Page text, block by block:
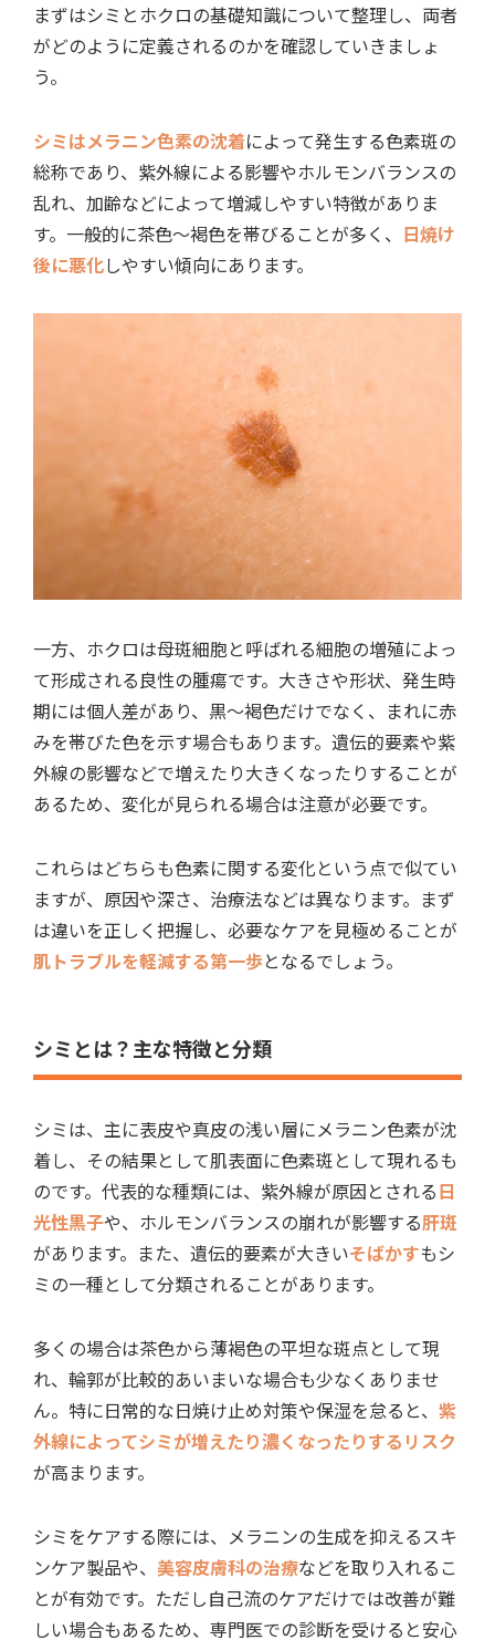
まずはシミとホクロの基礎知識について整理し、両者
がどのように定義されるのかを確認していきましょ
う。
シミはメラニン色素の沈着によって発生する色素斑の
総称であり、紫外線による影響やホルモンバランスの
乱れ、加齢などによって増減しやすい特徴がありま
す。一般的に茶色〜褐色を帯びることが多く、 日焼け
後に悪化しやすい傾向にあります。
一方、ホクロは母斑細胞と呼ばれる細胞の増殖によっ
て形成される良性の腫瘍です。大きさや形状、発生時
期には個人差があり、黒～褐色だけでなく、まれに赤
みを帯びた色を示す場合もあります。遺伝的要素や紫
外線の影響などで増えたり大きくなったりすることが
あるため、変化が見られる場合は注意が必要です。
これらはどちらも色素に関する変化という点で似てい
ますが、原因や深さ、治療法などは異なります。まず
は違いを正しく把握し、必要なケアを見極めることが
肌トラブルを軽減する第一歩となるでしょう。
シミとは？主な特徴と分類
シミは、主に表皮や真皮の浅い層にメラニン色素が沈
着し、その結果として肌表面に色素斑として現れるも
のです。代表的な種類には、紫外線が原因とされる日
光性黒子や、ホルモンバランスの崩れが影響する肝斑
があります。また、遺伝的要素が大きいそばかすもシ
ミの一種として分類されることがあります。
多くの場合は茶色から薄褐色の平坦な斑点として現
れ、輪郭が比較的あいまいな場合も少なくありませ
ん。特に日常的な日焼け止め対策や保湿を怠ると、 紫
外線によってシミが増えたり濃くなったりするリスク
が高まります。
シミをケアする際には、メラニンの生成を抑えるスキ
ンケア製品や、 美容皮膚科の治療などを取り入れるこ
とが有効です。ただし自己流のケアだけでは改善が難
しい場合もあるため、専門医での診断を受けると安心